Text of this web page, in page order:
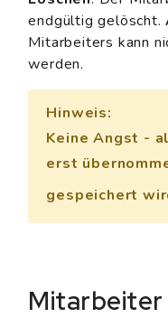
endgültig gelöscht.
Mitarbeiters kann
werden.
Hinweis:
Keine Angst -
erst
gespeichert
Mitarbeiter